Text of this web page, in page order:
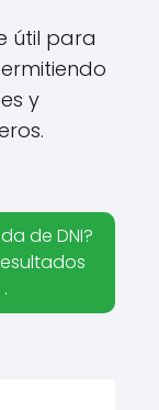
útil para
y
de DNI?